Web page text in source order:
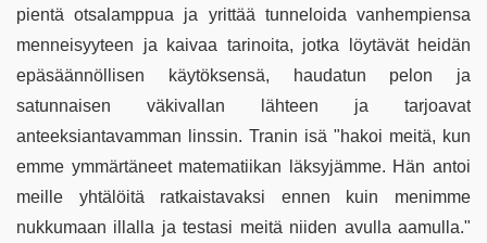
pientä otsalamppua ja yrittää tunneloida vanhempiensa
menneisyyteen ja kaivaa tarinoita, jotka löytävät heidän
epäsäännöllisen käytöksensä, haudatun pelon ja
satunnaisen väkivallan lähteen ja tarjoavat
anteeksiantavamman linssin. Tranin isä "hakoi meitä, kun
emme ymmärtäneet matematiikan läksyjämme. Hän antoi
meille yhtälöitä ratkaistavaksi ennen kuin menimme
nukkumaan illalla ja testasi meitä niiden avulla aamulla."